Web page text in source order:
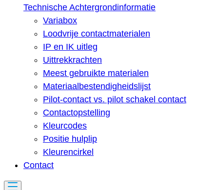
Technische Achtergrondinformatie
Variabox
Loodvrije contactmaterialen
IP en IK uitleg
Uittrekkrachten
Meest gebruikte materialen
Materiaalbestendigheidslijst
Pilot-contact vs. pilot schakel contact
Contactopstelling
Kleurcodes
Positie hulplip
Kleurencirkel
Contact